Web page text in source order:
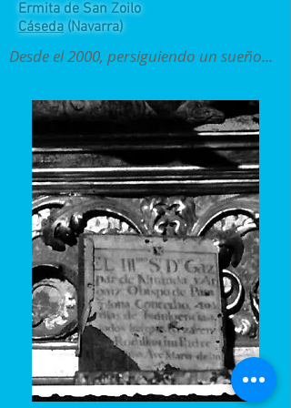
Ermita de San Zoilo
Cáseda(Navarra)
Desde el 2000, persiguiendo un sueño...